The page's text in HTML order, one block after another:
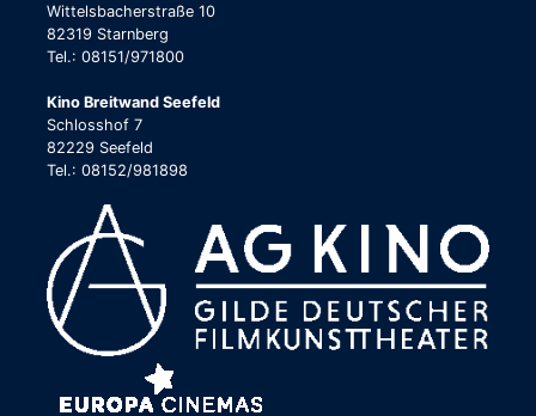
Wittelsbacherstraße 10
82319 Starnberg
Tel.: 08151/971800
Kino Breitwand Seefeld
Schlosshof 7
82229 Seefeld
Tel.: 08152/981898